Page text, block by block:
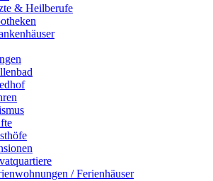
& Heilberufe
/ Ferienhäuser